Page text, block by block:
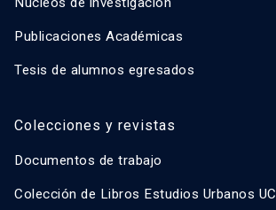
Publicaciones Académicas
Tesis de alumnos egresados
Colecciones y revistas
Documentos de trabajo
Colección de Libros Estudios Urbanos UC